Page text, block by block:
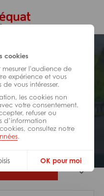
cookies
mesurer l'audience de
expérience et vous
vous intéresser.
les cookies non
votre consentement.
refuser ou
d’information
consultez notre
.
OK pour moi
H/F